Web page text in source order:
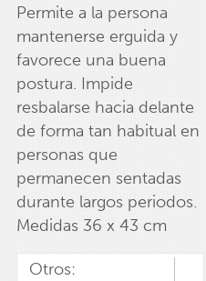
Permite a la persona
mantenerse erguida y
favorece una buena
postura. Impide
resbalarse hacia delante
de forma tan habitual en
personas que
permanecen sentadas
durante largos periodos.
Medidas 36 x 43 cm
Otros: